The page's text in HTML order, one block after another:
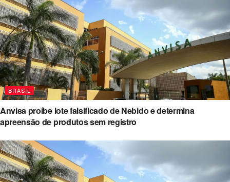
BRASIL
Anvisa proíbe lote falsificado de Nebido e determina
apreensão de produtos sem registro